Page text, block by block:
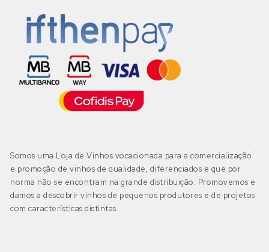
Somos uma Loja de Vinhos vocacionada para a comercialização
e promoção de vinhos de qualidade, diferenciados e que por
norma não se encontram na grande distribuição. Promovemos e
damos a descobrir vinhos de pequenos produtores e de projetos
com características distintas.